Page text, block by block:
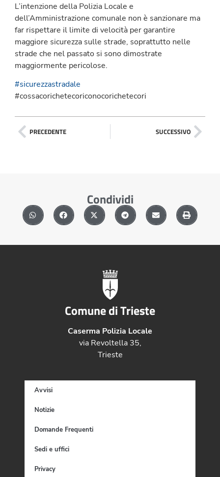
L’intenzione della Polizia Locale e
dell’Amministrazione comunale non è sanzionare ma
far rispettare il limite di velocità per garantire
maggiore sicurezza sulle strade, soprattutto nelle
strade che nel passato si sono dimostrate
maggiormente pericolose.
#sicurezzastradale
#cossacorichetecoriconocorichetecori
PRECEDENTE SUCCESSIVO
Condividi
Comune di Trieste
Caserma Polizia Locale
via Revoltella 35,
Trieste
Avvisi
Notizie
Domande Frequenti
Sedi e uffici
Privacy